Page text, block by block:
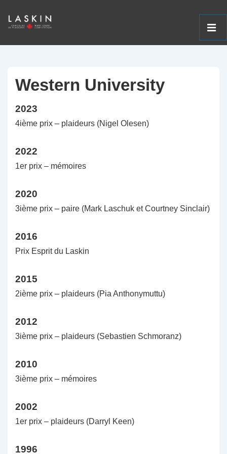
principal
Western University
2023
4ième prix – plaideurs (Nigel Olesen)
2022
1er prix – mémoires
2020
3ième prix – paire (Mark Laschuk et Courtney Sinclair)
2016
Prix Esprit du Laskin
2015
2ième prix – plaideurs (Pia Anthonymuttu)
2012
3ième prix – plaideurs (Sebastien Schmoranz)
2010
3ième prix – mémoires
2002
1er prix – plaideurs (Darryl Keen)
1996